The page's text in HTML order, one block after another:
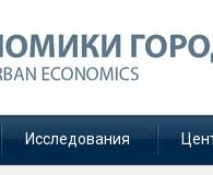
Исследования